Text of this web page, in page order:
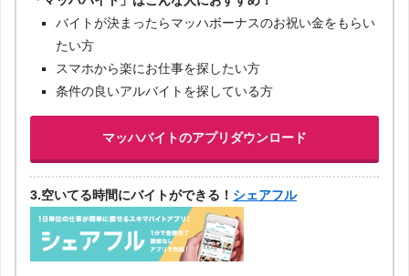
バイトが決まったらマッハボーナスのお祝い金をもらい
たい方
スマホから楽にお仕事を探したい方
条件の良いアルバイトを探している方
マッハバイトのアプリダウンロード
3.空いてる時間にバイトができる！ シェアフル